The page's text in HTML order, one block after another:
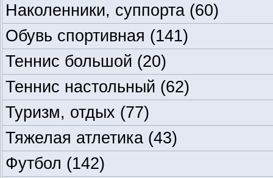
Наколенники, суппорта (60)
Обувь спортивная (141)
Теннис большой (20)
Теннис настольный (62)
Туризм, отдых (77)
Тяжелая атлетика (43)
Футбол (142)